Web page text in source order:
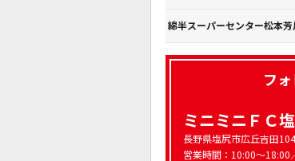
綿半スーパーセンター松本芳
フ
ミニミニＦＣ
長野県塩尻市広丘吉田
営業時間：10:00～18:00